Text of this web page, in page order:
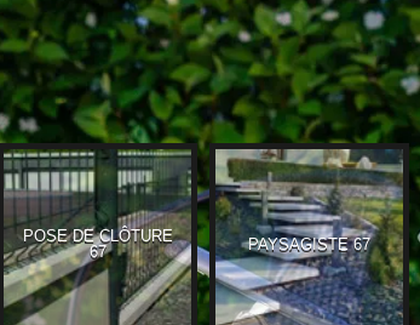
POSE DE CLÔTURE
67
PAYSAGISTE 67